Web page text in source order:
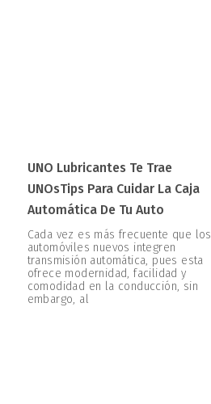
UNO Lubricantes Te Trae
UNOsTips Para Cuidar La Caja
Automática De Tu Auto
Cada vez es más frecuente que los
automóviles nuevos integren
transmisión automática, pues esta
ofrece modernidad, facilidad y
comodidad en la conducción, sin
embargo, al